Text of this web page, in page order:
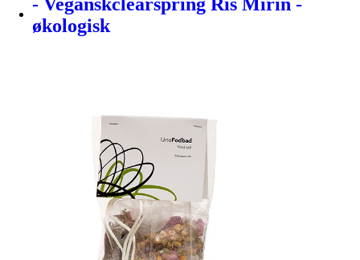
- Veganskclearspring Ris Mirin -
økologisk